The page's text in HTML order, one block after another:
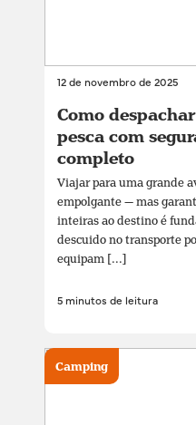
12 de novembro de 2025
Como
pesca com
completo
Viajar para uma grande
empolgante — mas
inteiras ao destino é
descuido no transporte
equipam [...]
5 minutos de leitura
Camping